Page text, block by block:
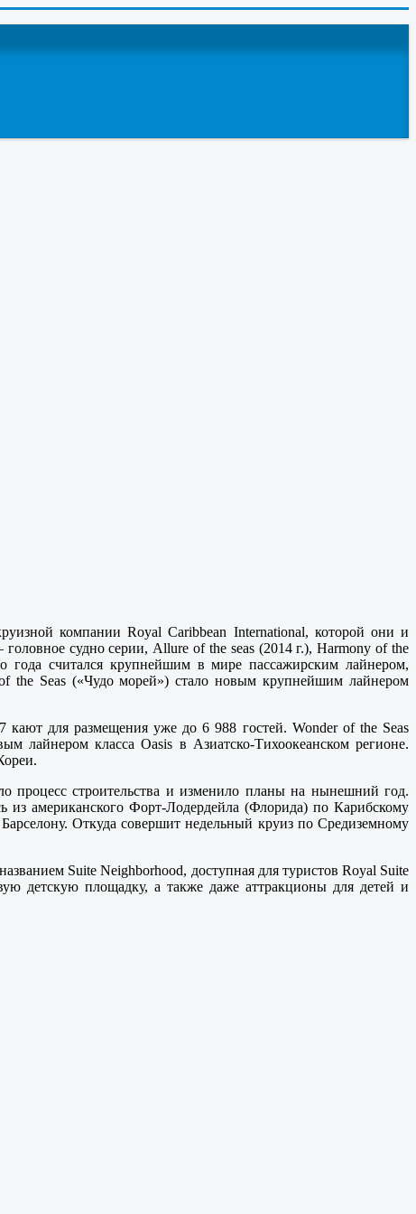
компании Royal Caribbean International, которой они и
головное судно серии, Allure of the seas (2014 г.), Harmony of the
считался крупнейшим в мире пассажирским лайнером,
the Seas («Чудо морей») стало новым крупнейшим лайнером
для размещения уже до 6 988 гостей. Wonder of the Seas
лайнером класса Oasis в Азиатско-Тихоокеанском регионе.
процесс строительства и изменило планы на нынешний год.
американского Форт-Лодердейла (Флорида) по Карибскому
Откуда совершит недельный круиз по Средиземному
Suite Neighborhood, доступная для туристов Royal Suite
детскую площадку, а также даже аттракционы для детей и